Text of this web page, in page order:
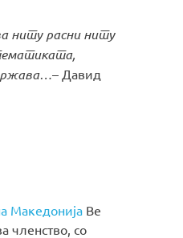
ниту расни ниту
– Давид
Македонија Ве
членство, со